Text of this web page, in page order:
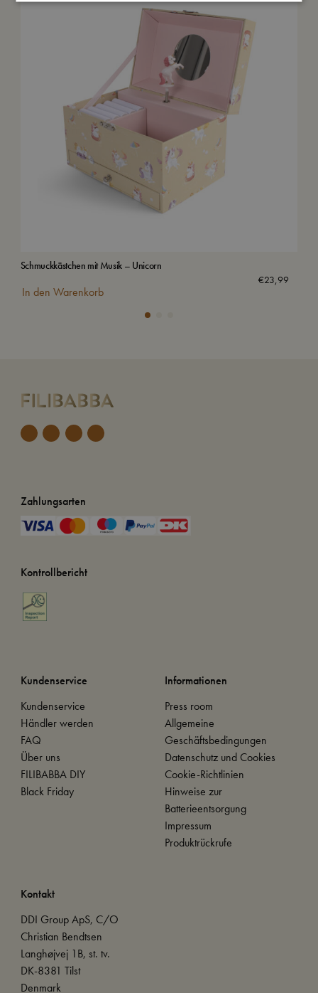
Schmuckkästchen mit Musik – Unicorn
€23,99
In den Warenkorb
Zahlungsarten
Kontrollbericht
Kundenservice
Kundenservice
Händler werden
FAQ
Über uns
FILIBABBA DIY
Black Friday
Informationen
Press room
Allgemeine
Geschäftsbedingungen
Datenschutz und Cookies
Cookie-Richtlinien
Hinweise zur
Batterieentsorgung
Impressum
Produktrückrufe
Kontakt
DDI Group ApS, C/O
Christian Bendtsen
Langhøjvej 1B, st. tv.
DK-8381 Tilst
Denmark